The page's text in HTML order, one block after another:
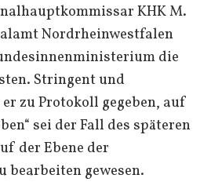
KHK M.
Nordrheinwestfalen
die
Stringent und
zu Protokoll gegeben, auf
sei der Fall des späteren
der Ebene der
bearbeiten gewesen.